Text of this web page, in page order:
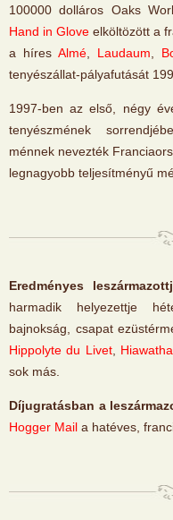
100000 dolláros Oaks
Hand in Glove elköltözött a
a híres Almé, Laudaum
tenyészállat-pályafutását
1997-ben az első, négy
tenyészmének
ménnek nevezték
legnagyobb teljesítményű
Eredményes
harmadik helyezettje
bajnokság, csapat
Hippolyte du Livet,
sok más.
Díjugratásban a
Hogger Mail a hatéves,